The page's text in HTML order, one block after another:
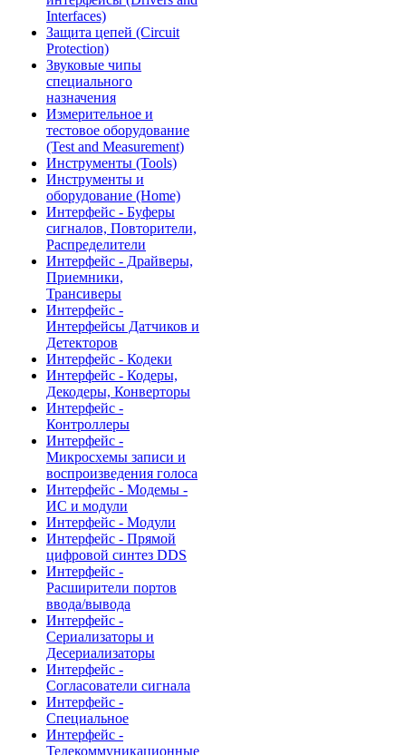
Interfaces)
Защита цепей (Circuit
Protection)
Звуковые чипы
специального
назначения
Измерительное и
тестовое оборудование
(Test and Measurement)
Инструменты (Tools)
Инструменты и
оборудование (Home)
Интерфейс - Буферы
сигналов, Повторители,
Распределители
Интерфейс - Драйверы,
Приемники,
Трансиверы
Интерфейс -
Интерфейсы Датчиков и
Детекторов
Интерфейс - Кодеки
Интерфейс - Кодеры,
Декодеры, Конверторы
Интерфейс -
Контроллеры
Интерфейс -
Микросхемы записи и
воспроизведения голоса
Интерфейс - Модемы -
ИС и модули
Интерфейс - Модули
Интерфейс - Прямой
цифровой синтез DDS
Интерфейс -
Расширители портов
ввода/вывода
Интерфейс -
Сериализаторы и
Десериализаторы
Интерфейс -
Согласователи сигнала
Интерфейс -
Специальное
Интерфейс -
Телекоммуникационные